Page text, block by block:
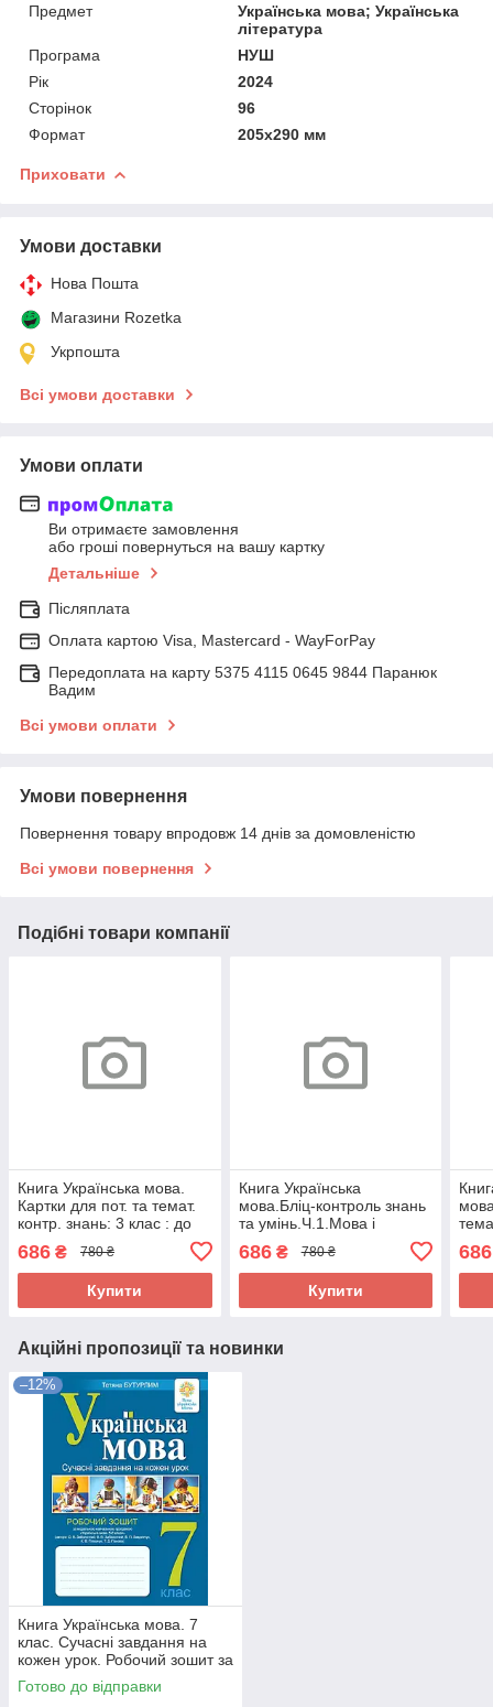
Предмет
Українська мова; Українська
література
Програма
НУШ
Рік
2024
Сторінок
96
Формат
205х290 мм
Приховати
Умови доставки
Нова Пошта
Магазини Rozetka
Укрпошта
Всі умови доставки
Умови оплати
Ви отримаєте замовлення
або гроші повернуться на вашу картку
Детальніше
Післяплата
Оплата картою Visa, Mastercard - WayForPay
Передоплата на карту 5375 4115 0645 9844 Паранюк
Вадим
Всі умови оплати
Умови повернення
Повернення товару впродовж 14 днів за домовленістю
Всі умови повернення
Подібні товари компанії
Книга Українська мова.
Картки для пот. та темат.
контр. знань: 3 клас : до
Вашуленка та Захарійчук
та ін.(за прогр. 2012 р.+
686 ₴ 780 ₴
Купити
Книга Українська
мова.Бліц-контроль знань
та умінь.Ч.1.Мова і
мовлення.Текст.3-4 класи.
16496
686₴ 780 ₴
Купити
686
Акційні пропозиції та новинки
–12%
Книга Українська мова. 7
клас. Сучасні завдання на
кожен урок. Робочий зошит за
модельною програмою О.
Заболотного 291022
Готово до відправки